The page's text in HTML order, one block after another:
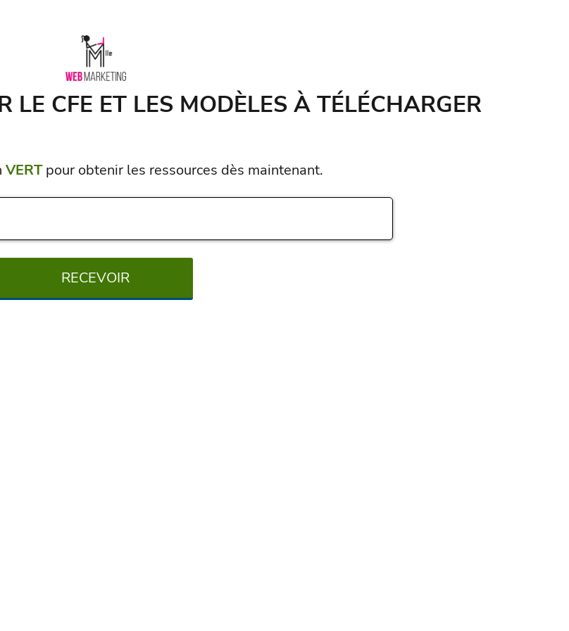
LE CFE ET LES MODÈLES À TÉLÉCHARGER
VERTpour obtenir les ressources dès maintenant.
RECEVOIR